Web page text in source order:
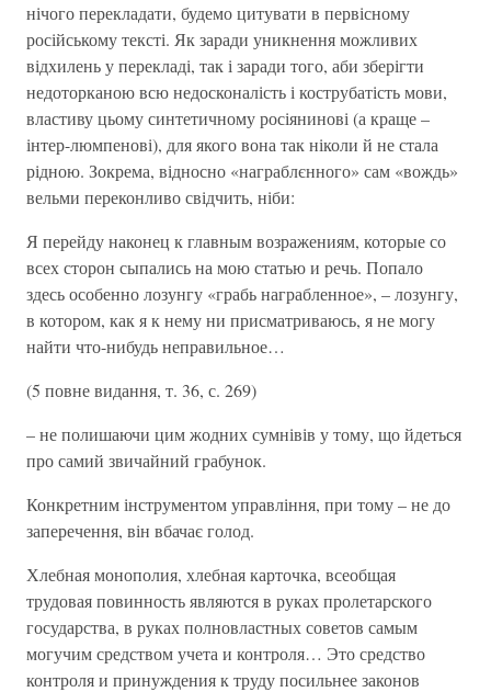
нічого перекладати, будемо цитувати в первісному
російському тексті. Як заради уникнення можливих
відхилень у перекладі, так і заради того, аби зберігти
недоторканою всю недосконалість і кострубатість мови,
властиву цьому синтетичному росіянинові (а краще –
інтер-люмпенові), для якого вона так ніколи й не стала
рідною. Зокрема, відносно «награблєнного» сам «вождь»
вельми переконливо свідчить, ніби:
Я перейду наконец к главным возражениям, которые со
всех сторон сыпались на мою статью и речь. Попало
здесь особенно лозунгу «грабь награбленное», – лозунгу,
в котором, как я к нему ни присматриваюсь, я не могу
найти что-нибудь неправильное…
(5 повне видання, т. 36, с. 269)
– не полишаючи цим жодних сумнівів у тому, що йдеться
про самий звичайний грабунок.
Конкретним інструментом управління, при тому – не до
заперечення, він вбачає голод.
Хлебная монополия, хлебная карточка, всеобщая
трудовая повинность являются в руках пролетарского
государства, в руках полновластных советов самым
могучим средством учета и контроля… Это средство
контроля и принуждения к труду посильнее законов